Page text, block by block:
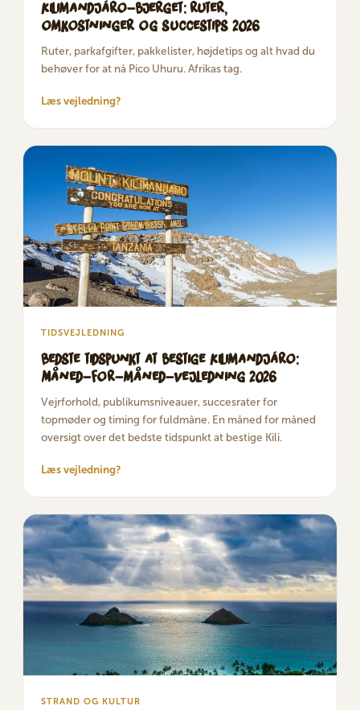
Kilimandjáro-bjerget: ruter,
omkostninger og succestips 2026
Ruter, parkafgifter, pakkelister, højdetips og alt hvad du
behøver for at nå Pico Uhuru. Afrikas tag.
Læs vejledning?
TIDSVEJLEDNING
Bedste tidspunkt at bestige Kilimandjáro:
Måned-for-måned-vejledning 2026
Vejrforhold, publikumsniveauer, succesrater for
topmøder og timing for fuldmåne. En måned for måned
oversigt over det bedste tidspunkt at bestige Kili.
Læs vejledning?
STRAND OG KULTUR